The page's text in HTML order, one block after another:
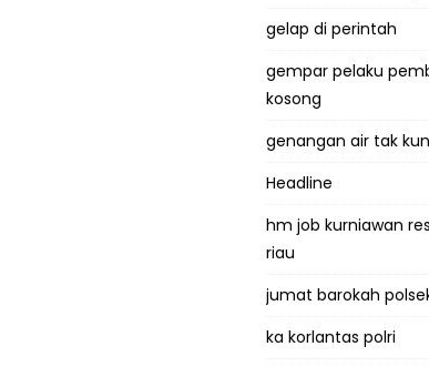
gelap di perintah
gempar pelaku
kosong
genangan air tak
Headline
hm job kurniawan
riau
jumat barokah
ka korlantas polri